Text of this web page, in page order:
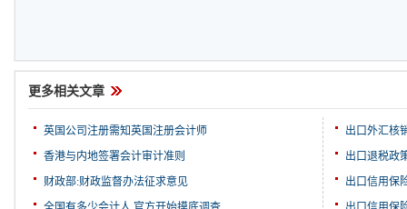
更多相关文章
英国公司注册需知英国注册会计师
香港与内地签署会计审计准则
财政部:财政监督办法征求意见
出口外汇核
出口退税政
出口信用保